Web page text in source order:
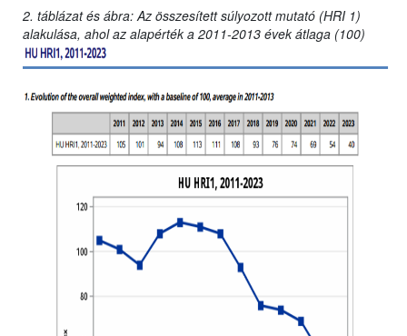
2. táblázat és ábra: Az összesített súlyozott mutató (HRI 1)
alakulása, ahol az alapérték a 2011-2013 évek átlaga (100)